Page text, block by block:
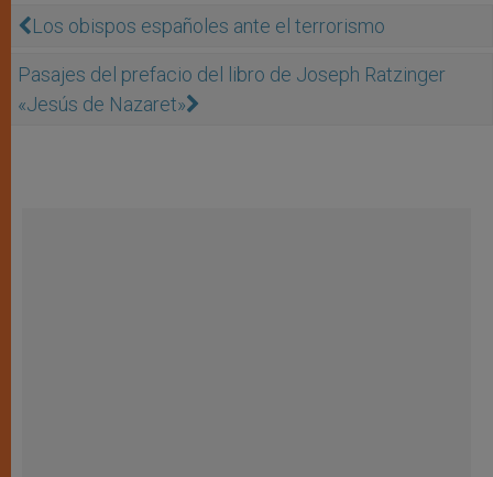
Los obispos españoles ante el terrorismo
Pasajes del prefacio del libro de Joseph Ratzinger
«Jesús de Nazaret»